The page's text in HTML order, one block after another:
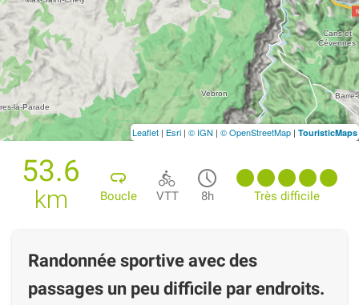
53.6
km Boucle VTT 8h Très difficile
Randonnée sportive avec des
passages un peu difficile par endroits.
Leaflet | Esri | © IGN | © OpenStreetMap | TouristicMaps